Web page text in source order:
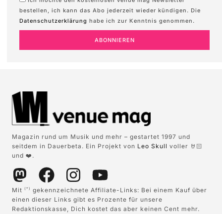
bestellen, ich kann das Abo jederzeit wieder kündigen. Die
Datenschutzerklärung habe ich zur Kenntnis genommen.
ABONNIEREN
Magazin rund um Musik und mehr – gestartet 1997 und
seitdem in Dauerbeta. Ein Projekt von Leo Skull voller 🤘🏻
und ❤️.
Mit (*)
gekennzeichnete Affiliate-Links: Bei einem Kauf über
einen dieser Links gibt es Prozente für unsere
Redaktionskasse, Dich kostet das aber keinen Cent mehr.